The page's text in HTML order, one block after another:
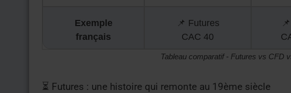
Exemple
français
📌 Futures
CAC 40
Tableau comparatif - Futures vs CFD
⏳ Futures : une histoire qui remonte au 19ème siècle